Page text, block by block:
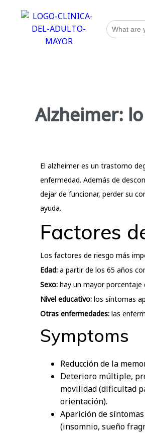
Search
for:
Alzheimer:
El alzheimer es un trastorno
enfermedad. Además de
dejar de funcionar, perder su
ayuda.
Factores
Los factores de riesgo más
Edad: a partir de los 65 años
Sexo: hay un mayor porcentaje
Nivel educativo: los síntomas
Otras enfermedades: las
Symptoms
Reducción de la
Deterioro múltiple,
movilidad (dificultad
orientación).
Aparición de
(insomnio, sueño